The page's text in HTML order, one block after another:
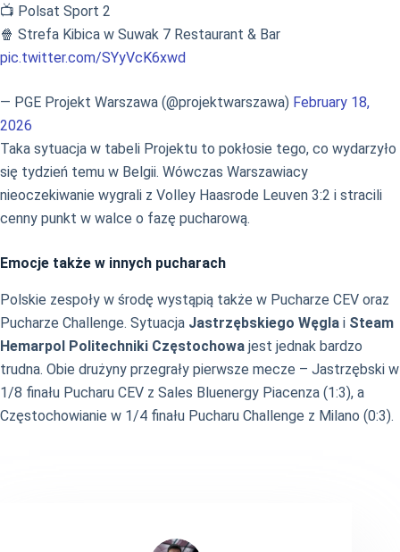
📺 Polsat Sport 2
🍿 Strefa Kibica w Suwak 7 Restaurant & Bar
pic.twitter.com/SYyVcK6xwd
— PGE Projekt Warszawa (@projektwarszawa) February 18,
2026
Taka sytuacja w tabeli Projektu to pokłosie tego, co wydarzyło
się tydzień temu w Belgii. Wówczas Warszawiacy
nieoczekiwanie wygrali z Volley Haasrode Leuven 3:2 i stracili
cenny punkt w walce o fazę pucharową.
Emocje także w innych pucharach
Polskie zespoły w środę wystąpią także w Pucharze CEV oraz
Pucharze Challenge. Sytuacja Jastrzębskiego Węgla i Steam
Hemarpol Politechniki Częstochowa jest jednak bardzo
trudna. Obie drużyny przegrały pierwsze mecze – Jastrzębski w
1/8 finału Pucharu CEV z Sales Bluenergy Piacenza (1:3), a
Częstochowianie w 1/4 finału Pucharu Challenge z Milano (0:3).